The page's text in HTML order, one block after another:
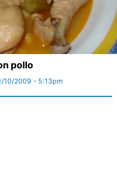
pollo
10/2009 - 5:13pm